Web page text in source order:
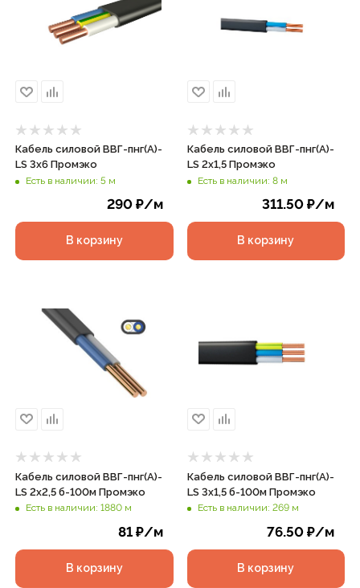
Кабель силовой ВВГ-пнг(А)-
LS 3х6 Промэко
Есть в наличии: 5 м
290₽/м
В корзину
Кабель силовой ВВГ-пнг(А)-
LS 2х1,5 Промэко
Есть в наличии: 8 м
311.50 ₽/м
В корзину
Кабель силовой ВВГ-пнг(А)-
LS 2х2,5 б-100м Промэко
Есть в наличии: 1880 м
81₽/м
В корзину
Кабель силовой ВВГ-пнг(А)-
LS 3х1,5 б-100м Промэко
Есть в наличии: 269 м
76.50 ₽/м
В корзину